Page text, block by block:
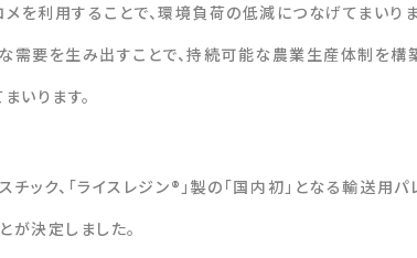
利用することで、環境負荷の低減につなげてまいりま
需要を生み出すことで、持続可能な農業生産体制を構
いります。
ック、「ライスレジン®」製の「国内初」となる輸送用パ
が決定しました。